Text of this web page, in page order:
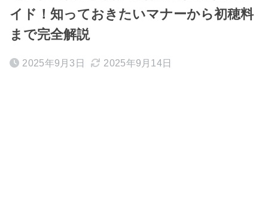
イド！知っておきたいマナーから初穂料
まで完全解説
2025年9月3日 2025年9月14日